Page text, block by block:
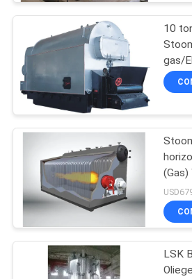
FABRIEKSREIS
CONTACTEER
ONS
NIEUWS
VERZOEK
OM EEN
CITAAT
Hout
Autoclaaf
10
gas/
LSK